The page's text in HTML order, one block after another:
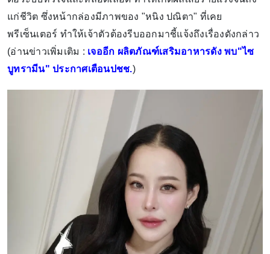
แก่ชีวิต ซึ่งหน้ากล่องมีภาพของ "หนิง ปณิตา" ที่เคย
พรีเซ็นเตอร์ ทำให้เจ้าตัวต้องรีบออกมาชี้แจ้งถึงเรื่องดังกล่าว
(อ่านข่าวเพิ่มเติม : เจออีก ผลิตภัณฑ์เสริมอาหารดัง พบ"ไซ
บูทรามีน" ประกาศเตือนปชช.)